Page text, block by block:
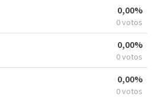
0,00%
0 votos
0,00%
0 votos
0,00%
0 votos